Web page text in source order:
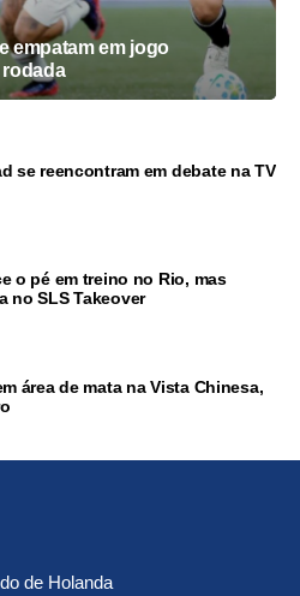
empatam em jogo
rodada
se reencontram em debate na TV
o pé em treino no Rio, mas
no SLS Takeover
área de mata na Vista Chinesa,
de Holanda